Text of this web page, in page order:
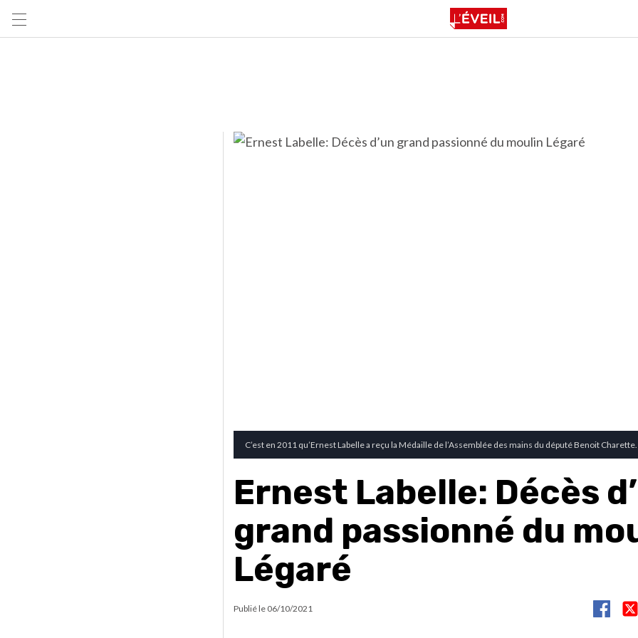
C’est en 2011 qu’Ernest Labelle a reçu la Médaille de l’Assemblée des mains du député Benoit Charette.
Ernest Labelle: Décès
grand passionné du
Légaré
Publié le 06/10/2021